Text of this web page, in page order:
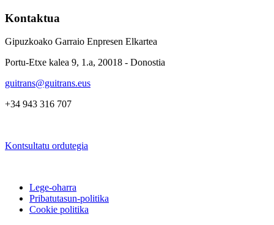
Kontaktua
Gipuzkoako Garraio Enpresen Elkartea
Portu-Etxe kalea 9, 1.a, 20018 - Donostia
guitrans@guitrans.eus
+34 943 316 707
Kontsultatu ordutegia
Lege-oharra
Pribatutasun-politika
Cookie politika
ASTIC
GIPUZKOAKO MERKATARITZA GANBERA